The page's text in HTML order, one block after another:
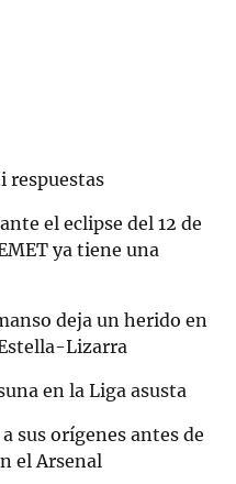
respuestas
el eclipse del 12 de
ya tiene una
deja un herido en
Lizarra
en la Liga asusta
sus orígenes antes de
el Arsenal